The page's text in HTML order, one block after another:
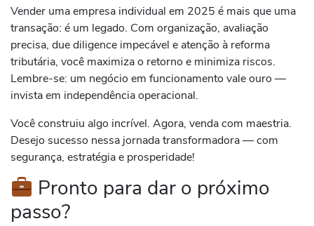
Vender uma empresa individual em 2025 é mais que uma
transação: é um legado. Com organização, avaliação
precisa, due diligence impecável e atenção à reforma
tributária, você maximiza o retorno e minimiza riscos.
Lembre-se: um negócio em funcionamento vale ouro —
invista em independência operacional.
Você construiu algo incrível. Agora, venda com maestria.
Desejo sucesso nessa jornada transformadora — com
segurança, estratégia e prosperidade!
Pronto para dar o próximo
passo?